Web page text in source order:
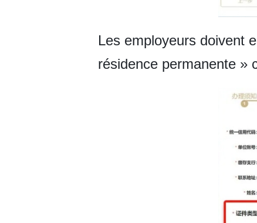
Les employeurs doivent
résidence permanente »